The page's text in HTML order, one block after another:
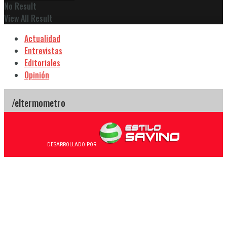
No Result
View All Result
Actualidad
Entrevistas
Editoriales
Opinión
DESARROLLADO POR